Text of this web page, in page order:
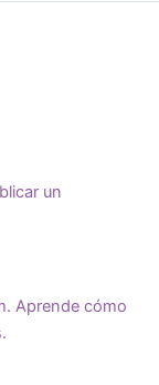
un
Aprende cómo